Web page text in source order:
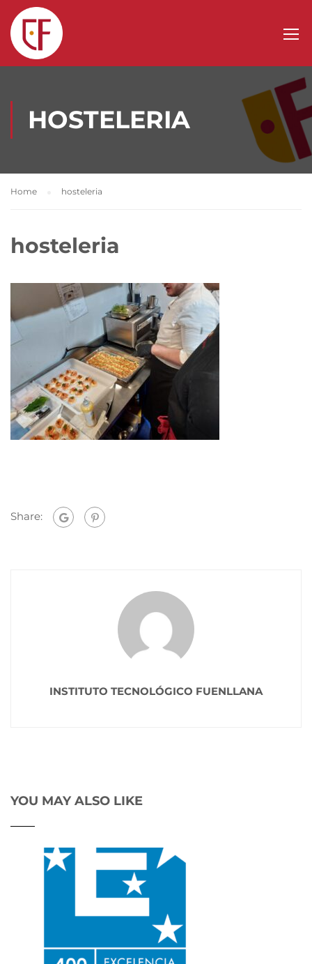
HOSTELERIA
Home hosteleria
hosteleria
Share:
INSTITUTO TECNOLÓGICO FUENLLANA
YOU MAY ALSO LIKE